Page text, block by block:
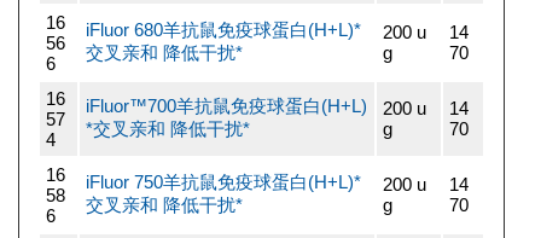
16
56
6
iFluor 680羊抗鼠免疫球蛋白(H+L)*
交叉亲和 降低干扰*
200 u
g
14
70
16
57
4
iFluor™700羊抗鼠免疫球蛋白(H+L)
*交叉亲和 降低干扰*
200 u
g
14
70
16
58
6
iFluor 750羊抗鼠免疫球蛋白(H+L)*
交叉亲和 降低干扰*
200 u
g
14
70